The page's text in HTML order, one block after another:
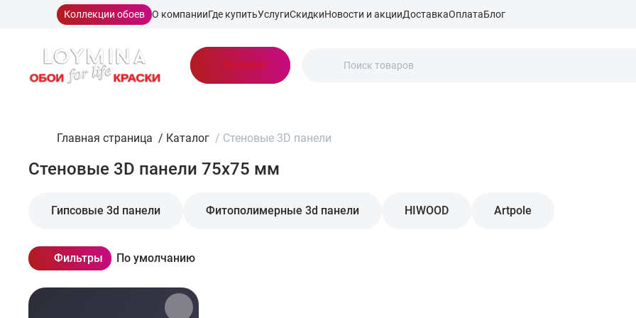
Коллекции обоев О компанииГде купитьУслугиСкидкиНовости и акцииДоставкаОплатаБлог
Каталог
Главная страница / Каталог / Стеновые 3D панели
Стеновые 3D панели 75x75 мм
Гипсовые 3d панели Фитополимерные 3d панели HIWOOD Artpole
Фильтры По умолчанию